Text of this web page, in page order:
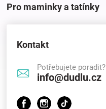
Pro maminky a tatínky
Kontakt
Potřebujete poradit?
info@dudlu.cz